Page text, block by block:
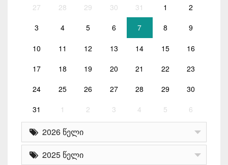
27 28 29 30 31 1 2
3 4 5 6 7 8 9
10 11 12 13 14 15 16
17 18 19 20 21 22 23
24 25 26 27 28 29 30
31 1 2 3 4 5 6
2026 წელი
2025 წელი